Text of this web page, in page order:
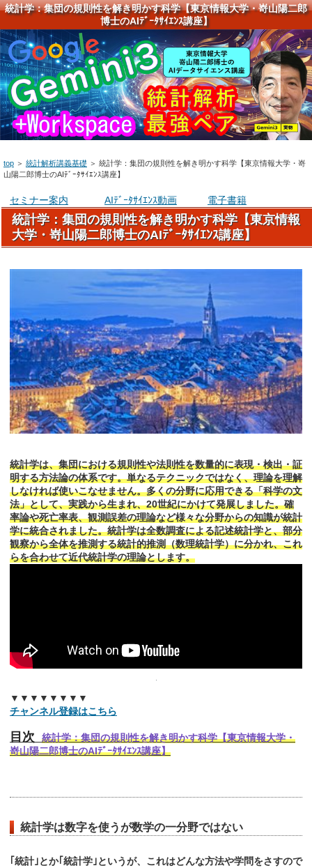
統計学：集団の規則性を解き明かす科学【東京情報大学・嵜山陽二郎
博士のAIﾃﾞｰﾀｻｲｴﾝｽ講座】
top ＞ 統計解析講義基礎 ＞ 統計学：集団の規則性を解き明かす科学【東京情報大学・嵜
山陽二郎博士のAIﾃﾞｰﾀｻｲｴﾝｽ講座】
セミナー案内 AIﾃﾞｰﾀｻｲｴﾝｽ動画 電子書籍
統計学：集団の規則性を解き明かす科学【東京情報
大学・嵜山陽二郎博士のAIﾃﾞｰﾀｻｲｴﾝｽ講座】
統計学は、集団における規則性や法則性を数量的に表現・検出・証
明する方法論の体系です。単なるテクニックではなく、理論を理解
しなければ使いこなせません。多くの分野に応用できる「科学の文
法」として、実践から生まれ、20世紀にかけて発展しました。確
率論や死亡率表、観測誤差の理論など様々な分野からの知識が統計
学に統合されました。統計学は全数調査による記述統計学と、部分
観察から全体を推測する統計的推測（数理統計学）に分かれ、これ
らを合わせて近代統計学の理論とします。
▼▼▼▼▼▼▼▼
チャンネル登録はこちら
目次
統計学：集団の規則性を解き明かす科学【東京情報大学・
嵜山陽二郎博士のAIﾃﾞｰﾀｻｲｴﾝｽ講座】
統計学は数字を使うが数学の一分野ではない
｢統計｣とか｢統計学｣というが、これはどんな方法や学問をさすので